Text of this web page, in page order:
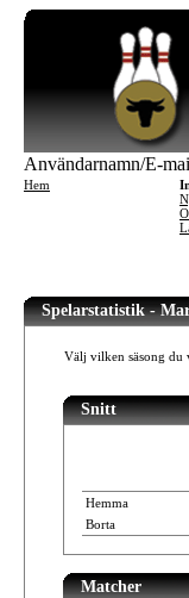
Användarnamn/E-
Hem
Spelarstatistik -
Välj vilken säsong
Snitt
Hemma
Borta
Matcher